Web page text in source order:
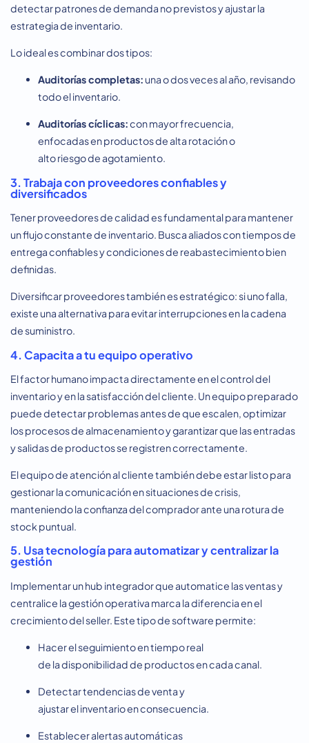
detectar patrones de demanda no previstos y ajustar la
estrategia de inventario.
Lo ideal es combinar dos tipos:
Auditorías completas: una o dos veces al año, revisando
todo el inventario.
Auditorías cíclicas:con mayor frecuencia,
enfocadas en productos de alta rotación o
alto riesgo de agotamiento.
3. Trabaja con proveedores confiables y
diversificados
Tener proveedores de calidad es fundamental para mantener
un flujo constante de inventario. Busca aliados con tiempos de
entrega confiables y condiciones de reabastecimiento bien
definidas.
Diversificar proveedores también es estratégico: si uno falla,
existe una alternativa para evitar interrupciones en la cadena
de suministro.
4. Capacita a tu equipo operativo
El factor humano impacta directamente en el control del
inventario y en la satisfacción del cliente. Un equipo preparado
puede detectar problemas antes de que escalen, optimizar
los procesos de almacenamiento y garantizar que las entradas
y salidas de productos se registren correctamente.
El equipo de atención al cliente también debe estar listo para
gestionar la comunicación en situaciones de crisis,
manteniendo la confianza del comprador ante una rotura de
stock puntual.
5. Usa tecnología para automatizar y centralizar la
gestión
Implementar un hub integrador que automatice las ventas y
centralice la gestión operativa marca la diferencia en el
crecimiento del seller. Este tipo de software permite:
Hacer el seguimiento en tiempo real
de la disponibilidad de productos en cada canal.
Detectar tendencias de venta y
ajustar el inventario en consecuencia.
Establecer alertas automáticas